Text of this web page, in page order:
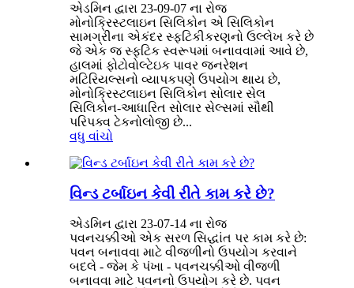
એડમિન દ્વારા 23-09-07 ના રોજ
મોનોક્રિસ્ટલાઇન સિલિકોન એ સિલિકોન
સામગ્રીના એકંદર સ્ફટિકીકરણનો ઉલ્લેખ કરે છે
જે એક જ સ્ફટિક સ્વરૂપમાં બનાવવામાં આવે છે,
હાલમાં ફોટોવોલ્ટેઇક પાવર જનરેશન
મટિરિયલ્સનો વ્યાપકપણે ઉપયોગ થાય છે,
મોનોક્રિસ્ટલાઇન સિલિકોન સોલાર સેલ
સિલિકોન-આધારિત સોલાર સેલ્સમાં સૌથી
પરિપક્વ ટેકનોલોજી છે...
વધુ વાંચો
વિન્ડ ટર્બાઇન કેવી રીતે કામ કરે છે?
એડમિન દ્વારા 23-07-14 ના રોજ
પવનચક્કીઓ એક સરળ સિદ્ધાંત પર કામ કરે છે:
પવન બનાવવા માટે વીજળીનો ઉપયોગ કરવાને
બદલે - જેમ કે પંખા - પવનચક્કીઓ વીજળી
બનાવવા માટે પવનનો ઉપયોગ કરે છે. પવન